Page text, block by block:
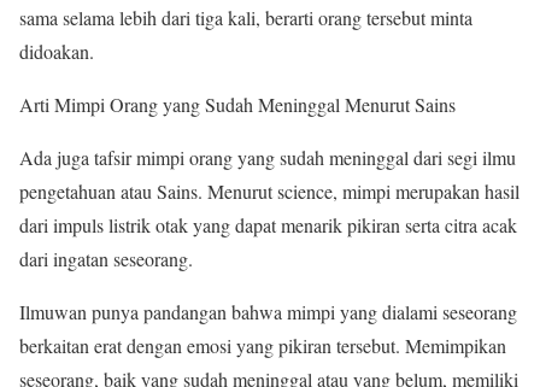
sama selama lebih dari tiga kali, berarti orang tersebut minta
didoakan.
Arti Mimpi Orang yang Sudah Meninggal Menurut Sains
Ada juga tafsir mimpi orang yang sudah meninggal dari segi ilmu
pengetahuan atau Sains. Menurut science, mimpi merupakan hasil
dari impuls listrik otak yang dapat menarik pikiran serta citra acak
dari ingatan seseorang.
Ilmuwan punya pandangan bahwa mimpi yang dialami seseorang
berkaitan erat dengan emosi yang pikiran tersebut. Memimpikan
seseorang, baik yang sudah meninggal atau yang belum, memiliki